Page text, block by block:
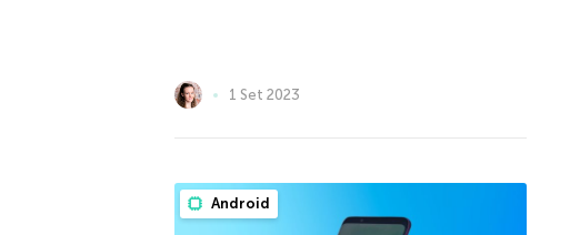
1 Set 2023
Android